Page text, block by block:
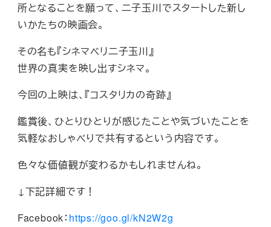
所となることを願って、二子玉川でスタートした新し
いかたちの映画会。
その名も『シネマベリ二子玉川』
世界の真実を映し出すシネマ。
今回の上映は、『コスタリカの奇跡』
鑑賞後、ひとりひとりが感じたことや気づいたことを
気軽なおしゃべりで共有するという内容です。
色々な価値観が変わるかもしれませんね。
↓下記詳細です！
Facebook： https://goo.gl/kN2W2g